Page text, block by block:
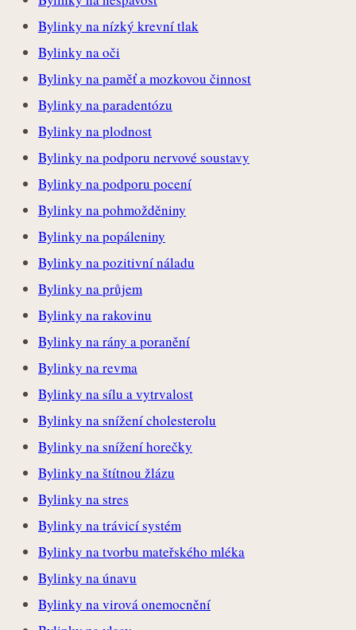
Bylinky na nízký krevní tlak
Bylinky na oči
Bylinky na paměť a mozkovou činnost
Bylinky na paradentózu
Bylinky na plodnost
Bylinky na podporu nervové soustavy
Bylinky na podporu pocení
Bylinky na pohmožděniny
Bylinky na popáleniny
Bylinky na pozitivní náladu
Bylinky na průjem
Bylinky na rakovinu
Bylinky na rány a poranění
Bylinky na revma
Bylinky na sílu a vytrvalost
Bylinky na snížení cholesterolu
Bylinky na snížení horečky
Bylinky na štítnou žlázu
Bylinky na stres
Bylinky na trávicí systém
Bylinky na tvorbu mateřského mléka
Bylinky na únavu
Bylinky na virová onemocnění